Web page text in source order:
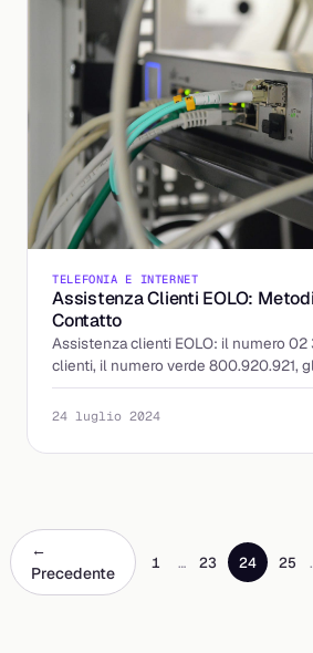
TELEFONIA E INTERNET
Assistenza Clienti EOLO:
Contatto
Assistenza clienti EOLO: il numero 02
clienti, il numero verde 800.920.921,
webmail, PEC e i canali per i reclami.
24 luglio 2024
←
Precedente
1 … 23 24 25